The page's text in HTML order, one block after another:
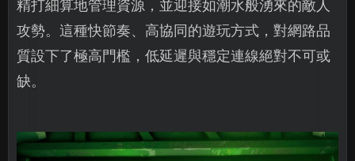
精打細算地管理資源，並迎接如潮水般湧來的敵人
攻勢。這種快節奏、高協同的遊玩方式，對網路品
質設下了極高門檻，低延遲與穩定連線絕對不可或
缺。